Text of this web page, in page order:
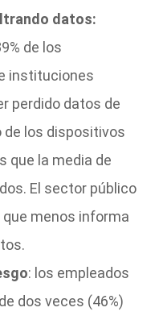
datos:
de los
instituciones
perdido datos de
de los dispositivos
que la media de
El sector público
menos informa
: los empleados
dos veces (46%)